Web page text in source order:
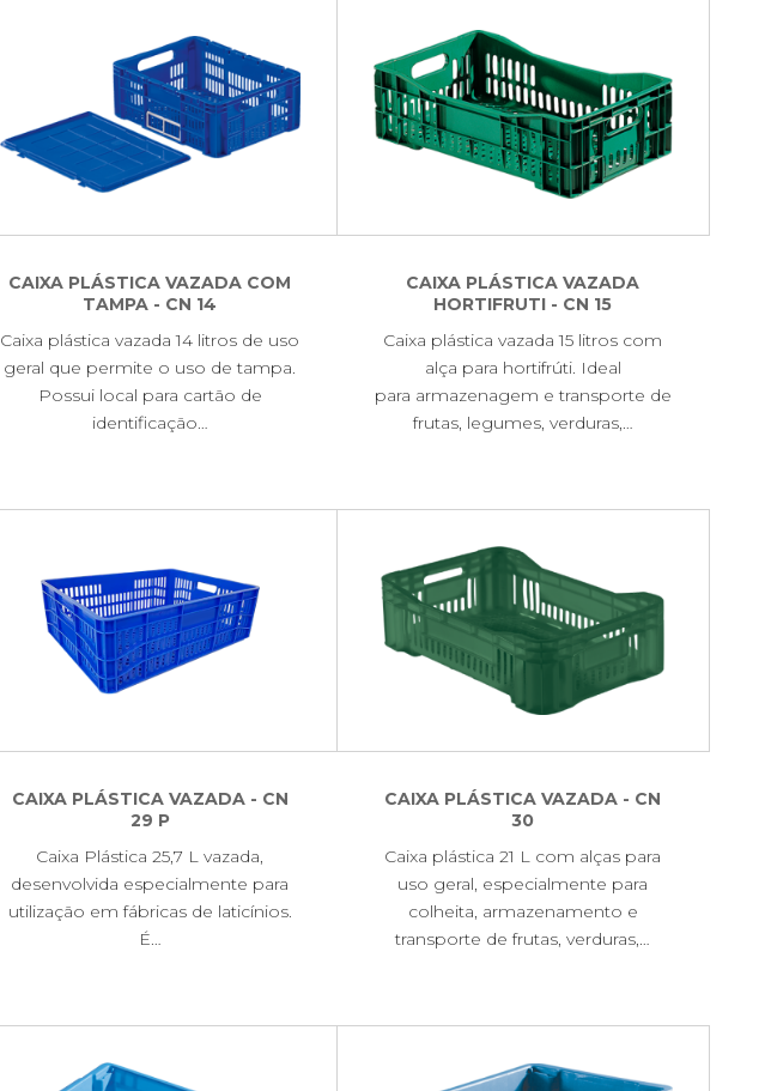
CAIXA PLÁSTICA VAZADA COM
TAMPA - CN 14
Caixa plástica vazada 14 litros de uso
geral que permite o uso de tampa.
Possui local para cartão de
identificação…
CAIXA PLÁSTICA VAZADA
HORTIFRUTI - CN 15
Caixa plástica vazada 15 litros com
alça para hortifrúti. Ideal
para armazenagem e transporte de
frutas, legumes, verduras,…
CAIXA PLÁSTICA VAZADA - CN
29 P
Caixa Plástica 25,7 L vazada,
desenvolvida especialmente para
utilização em fábricas de laticínios.
É…
CAIXA PLÁSTICA VAZADA - CN
30
Caixa plástica 21 L com alças para
uso geral, especialmente para
colheita, armazenamento e
transporte de frutas, verduras,…